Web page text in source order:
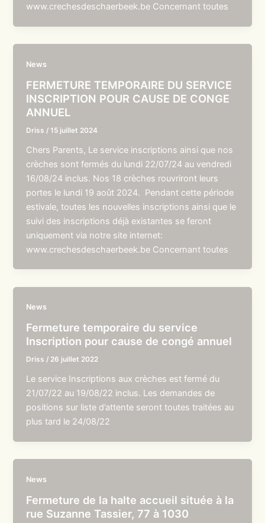
www.crechesdeschaerbeek.be Concernant toutes
News
FERMETURE TEMPORAIRE DU SERVICE
INSCRIPTION POUR CAUSE DE CONGE
ANNUEL
Driss /15 juillet 2024
Chers Parents, Le service inscriptions ainsi que nos
crèches sont fermés du lundi 22/07/24 au vendredi
16/08/24 inclus. Nos 18 crèches rouvriront leurs
portes le lundi 19 août 2024. Pendant cette période
estivale, toutes les nouvelles inscriptions ainsi que le
suivi des inscriptions déjà existantes se feront
uniquement via notre site internet:
www.crechesdeschaerbeek.be Concernant toutes
News
Fermeture temporaire du service
Inscription pour cause de congé annuel
Driss / 26 juillet 2022
Le service Inscriptions aux crèches est fermé du
21/07/22 au 19/08/22 inclus. Les demandes de
positions sur liste d’attente seront toutes traitées au
plus tard le 24/08/22
News
Fermeture de la halte accueil située à la
rue Suzanne Tassier, 77 à 1030